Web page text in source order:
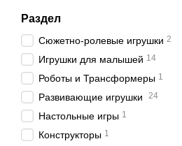
Раздел
Сюжетно-ролевые игрушки 2
Игрушки для малышей 14
Роботы и Трансформеры 1
Развивающие игрушки 24
Настольные игры 1
Конструкторы 1